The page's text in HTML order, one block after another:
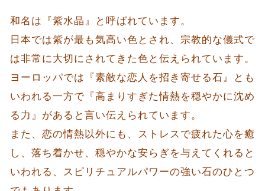
和名は『紫水晶』と呼ばれています。
日本では紫が最も気高い色とされ、宗教的な儀式で
は非常に大切にされてきた色と伝えられています。
ヨーロッパでは『素敵な恋人を招き寄せる石』とも
いわれる一方で『高まりすぎた情熱を穏やかに沈め
る力』があると言い伝えられています。
また、恋の情熱以外にも、ストレスで疲れた心を癒
し、落ち着かせ、穏やかな安らぎを与えてくれると
いわれる、スピリチュアルパワーの強い石のひとつ